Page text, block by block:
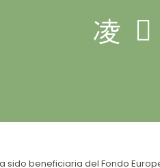
sido beneficiaria del Fondo